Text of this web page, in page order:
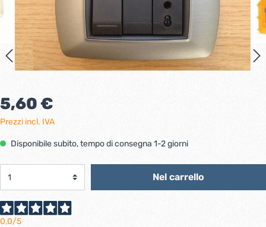
5,60 €
Prezzi incl. IVA
Disponibile subito, tempo di consegna 1-2 giorni
Nel carrello
0,0/5